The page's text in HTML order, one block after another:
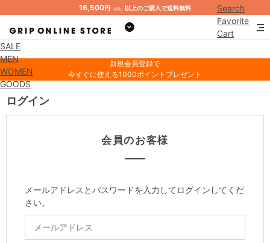
16,500円 （税込） 以上のご購入で送料無料
Search
Favorite
Cart
SALE
MEN
WOMEN
GOODS
新規会員登録で
今すぐに使える1000ポイントプレゼント
ログイン
会員のお客様
メールアドレスとパスワードを入力してログインしてくだ
さい。